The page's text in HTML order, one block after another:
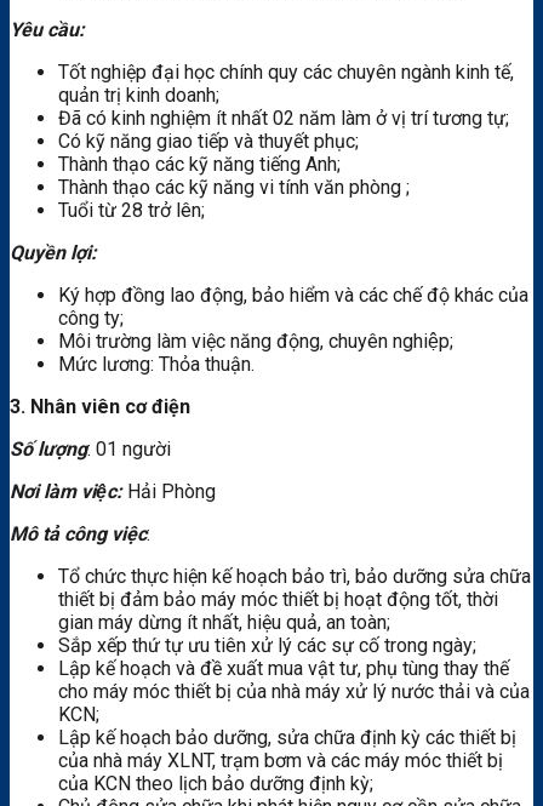
Yêu cầu:
Tốt nghiệp đại học chính quy các chuyên ngành kinh tế,
quản trị kinh doanh;
Đã có kinh nghiệm ít nhất 02 năm làm ở vị trí tương tự;
Có kỹ năng giao tiếp và thuyết phục;
Thành thạo các kỹ năng tiếng Anh;
Thành thạo các kỹ năng vi tính văn phòng ;
Tuổi từ 28 trở lên;
Quyền lợi:
Ký hợp đồng lao động, bảo hiểm và các chế độ khác của
công ty;
Môi trường làm việc năng động, chuyên nghiệp;
Mức lương: Thỏa thuận.
3. Nhân viên cơ điện
Số lượng: 01 người
Nơi làm việc:Hải Phòng
Mô tả công việc:
Tổ chức thực hiện kế hoạch bảo trì, bảo dưỡng sửa chữa
thiết bị đảm bảo máy móc thiết bị hoạt động tốt, thời
gian máy dừng ít nhất, hiệu quả, an toàn;
Sắp xếp thứ tự ưu tiên xử lý các sự cố trong ngày;
Lập kế hoạch và đề xuất mua vật tư, phụ tùng thay thế
cho máy móc thiết bị của nhà máy xử lý nước thải và của
KCN;
Lập kế hoạch bảo dưỡng, sửa chữa định kỳ các thiết bị
của nhà máy XLNT, trạm bơm và các máy móc thiết bị
của KCN theo lịch bảo dưỡng định kỳ;